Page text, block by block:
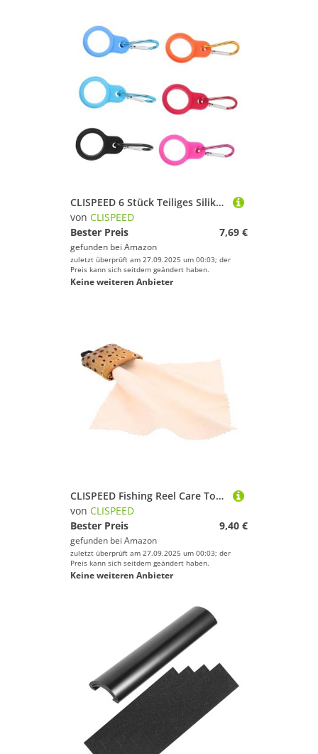
CLISPEED 6 Stück Teiliges Silikon Flaschenhalter Robuste Tragbare Karabiner für Wasserflaschen Vielseitig Einsetzbar zum Aufhängen an Rucksack für Outdoor Wandern Klettern und Fitness
von CLISPEED
Bester Preis
7,69 €
gefunden bei Amazon
zuletzt überprüft am 27.09.2025 um 00:03; der
Preis kann sich seitdem geändert haben.
Keine weiteren Anbieter
CLISPEED Fishing Reel Care Towel aus Robustem Stoff Schonend und rutschfest Präzise Reinigung für Angelrollen und Angelruten Leicht Tragbar mit Praktischem Beutel für Angler Unterwegs
von CLISPEED
Bester Preis
9,40 €
gefunden bei Amazon
zuletzt überprüft am 27.09.2025 um 00:03; der
Preis kann sich seitdem geändert haben.
Keine weiteren Anbieter